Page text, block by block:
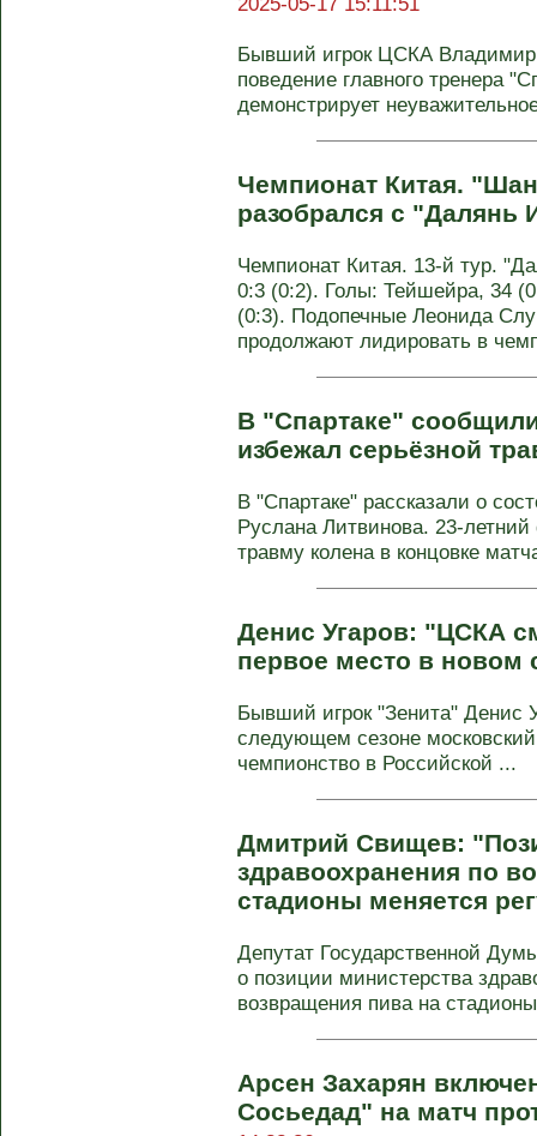
Бывший игрок ЦСКА
поведение главного тренера
демонстрирует
Чемпионат Китая.
разобрался с "Далянь
Чемпионат Китая. 13-й тур.
0:3 (0:2). Голы: Тейшейра, 34
(0:3). Подопечные Леонида
продолжают лидировать в
В "Спартаке"
избежал серьёзной
В "Спартаке" рассказали о
Руслана Литвинова. 23-
травму колена в концовке
Денис Угаров: "ЦСКА
первое место в новом
Бывший игрок "Зенита" Денис
следующем сезоне
чемпионство в Российской ...
Дмитрий Свищев:
здравоохранения по
стадионы меняется
Депутат Государственной
о позиции министерства
возвращения пива на
Арсен Захарян
Сосьедад" на матч